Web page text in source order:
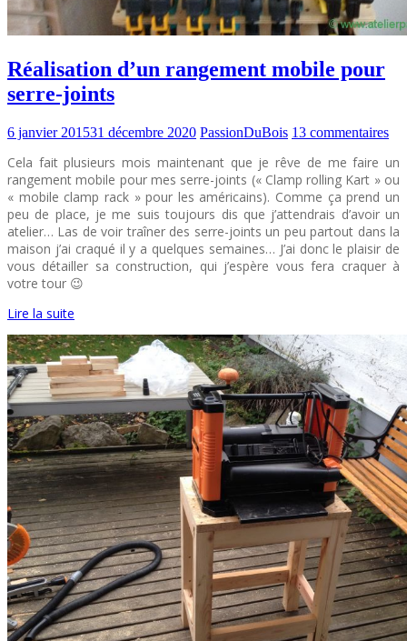
Réalisation d’un rangement mobile pour
serre-joints
6 janvier 201531 décembre 2020 PassionDuBois 13 commentaires
Cela fait plusieurs mois maintenant que je rêve de me faire un
rangement mobile pour mes serre-joints (« Clamp rolling Kart » ou
« mobile clamp rack » pour les américains). Comme ça prend un
peu de place, je me suis toujours dis que j’attendrais d’avoir un
atelier… Las de voir traîner des serre-joints un peu partout dans la
maison j’ai craqué il y a quelques semaines… J’ai donc le plaisir de
vous détailler sa construction, qui j’espère vous fera craquer à
votre tour 😉
Lire la suite